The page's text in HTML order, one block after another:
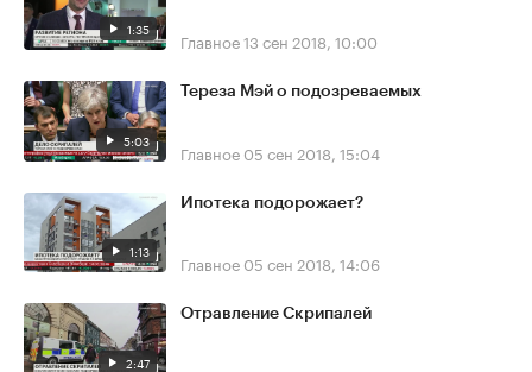
1:35 Главное13 сен 2018, 10:00
5:03
Тереза Мэй о подозреваемых
Главное 05 сен 2018, 15:04
1:13
Ипотека подорожает?
Главное 05 сен 2018, 14:06
2:47
Отравление Скрипалей